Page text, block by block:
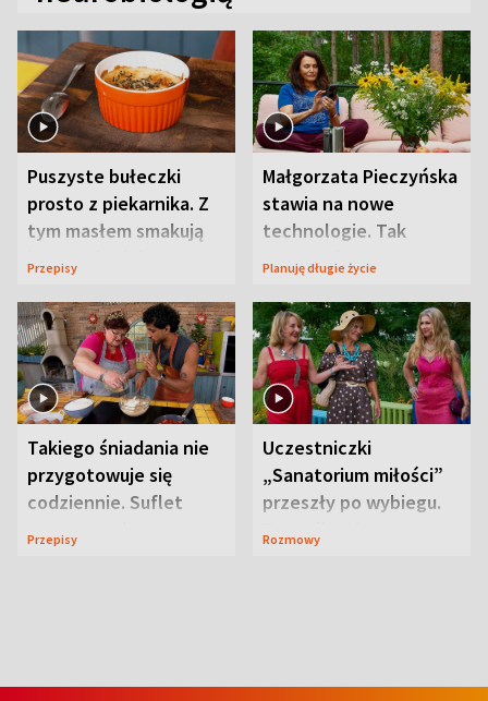
Puszyste bułeczki
prosto z piekarnika. Z
tym masłem smakują
jeszcze lepiej
Przepisy
Małgorzata Pieczyńska
stawia na nowe
technologie. Tak
organizuje sprawy
Planuję długie życie
Takiego śniadania nie
przygotowuje się
codziennie. Suflet
serowy zachwyca
Przepisy
Uczestniczki
„Sanatorium miłości”
przeszły po wybiegu.
Te stylizacje
Rozmowy